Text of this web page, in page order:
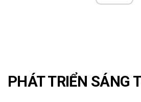
PHÁT TRIỂN SÁNG